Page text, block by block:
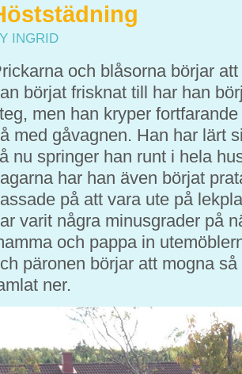
INGRID
och blåsorna börjar
börjat frisknat till har han
men han kryper
med gåvagnen. Han har lärt
nu springer han runt i hela
har han även börjat
på att vara ute på
varit några minusgrader på
och pappa in
päronen börjar att mogna
ner.